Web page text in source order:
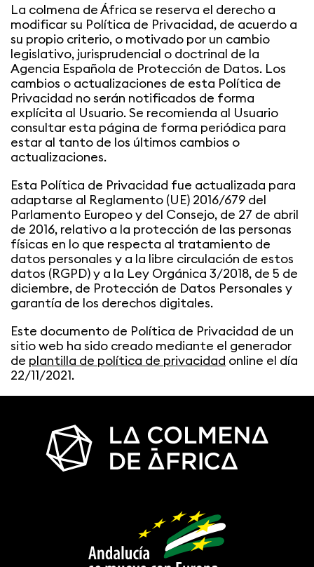
La colmena de África se reserva el derecho a
modificar su Política de Privacidad, de acuerdo a
su propio criterio, o motivado por un cambio
legislativo, jurisprudencial o doctrinal de la
Agencia Española de Protección de Datos. Los
cambios o actualizaciones de esta Política de
Privacidad no serán notificados de forma
explícita al Usuario. Se recomienda al Usuario
consultar esta página de forma periódica para
estar al tanto de los últimos cambios o
actualizaciones.
Esta Política de Privacidad fue actualizada para
adaptarse al Reglamento (UE) 2016/679 del
Parlamento Europeo y del Consejo, de 27 de abril
de 2016, relativo a la protección de las personas
físicas en lo que respecta al tratamiento de
datos personales y a la libre circulación de estos
datos (RGPD) y a la Ley Orgánica 3/2018, de 5 de
diciembre, de Protección de Datos Personales y
garantía de los derechos digitales.
Este documento de Política de Privacidad de un
sitio web ha sido creado mediante el generador
de plantilla de política de privacidad online el día
22/11/2021.